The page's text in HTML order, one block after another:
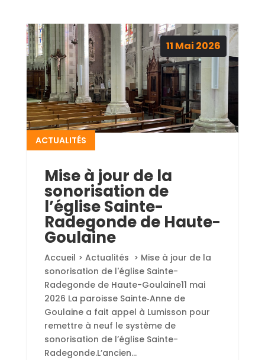
Mise à jour de la
sonorisation de
l’église Sainte-
Radegonde de Haute-
Goulaine
ACTUALITÉS
Accueil > Actualités > Mise à jour de la
sonorisation de l'église Sainte-
Radegonde de Haute-Goulaine11 mai
2026 La paroisse Sainte‑Anne de
Goulaine a fait appel à Lumisson pour
remettre à neuf le système de
sonorisation de l’église Sainte-
Radegonde.L’ancien...
11 Mai 2026